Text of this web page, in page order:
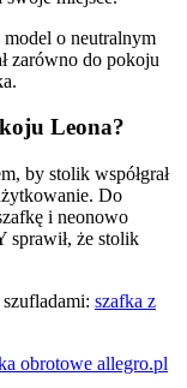
o neutralnym
zarówno do pokoju
Leona?
by stolik współgrał
Do
i neonowo
sprawił, że stolik
szafka z
obrotowe allegro.pl